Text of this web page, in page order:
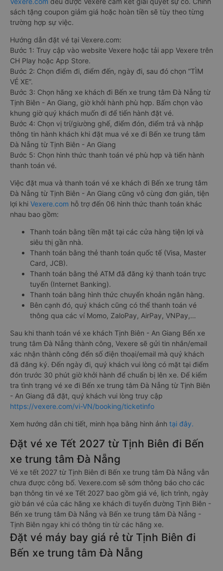
sách tặng coupon giảm giá hoặc hoàn tiền sẽ tùy theo từng
trường hợp sự việc.
Hướng dẫn đặt vé tại Vexere.com:
Bước 1: Truy cập vào website Vexere hoặc tải app Vexere trên
CH Play hoặc App Store.
Bước 2: Chọn điểm đi, điểm đến, ngày đi, sau đó chọn “TÌM
VÉ XE”.
Bước 3: Chọn hãng xe khách đi Bến xe trung tâm Đà Nẵng từ
Tịnh Biên - An Giang, giờ khởi hành phù hợp. Bấm chọn vào
khung giờ quý khách muốn đi để tiến hành đặt vé.
Bước 4: Chọn vị trí/giường ghế, điểm đón, điểm trả và nhập
thông tin hành khách khi đặt mua vé xe đi Bến xe trung tâm
Đà Nẵng từ Tịnh Biên - An Giang
Bước 5: Chọn hình thức thanh toán vé phù hợp và tiến hành
thanh toán vé.
Việc đặt mua và thanh toán vé xe khách đi Bến xe trung tâm
Đà Nẵng từ Tịnh Biên - An Giang cũng vô cùng đơn giản, tiện
lợi khi Vexere.com hỗ trợ đến 06 hình thức thanh toán khác
nhau bao gồm:
Thanh toán bằng tiền mặt tại các cửa hàng tiện lợi và
siêu thị gần nhà.
Thanh toán bằng thẻ thanh toán quốc tế (Visa, Master
Card, JCB).
Thanh toán bằng thẻ ATM đã đăng ký thanh toán trực
tuyến (Internet Banking).
Thanh toán bằng hình thức chuyển khoản ngân hàng.
Bên cạnh đó, quý khách cũng có thể thanh toán vé
thông qua các ví Momo, ZaloPay, AirPay, VNPay,…
Sau khi thanh toán vé xe khách Tịnh Biên - An Giang Bến xe
trung tâm Đà Nẵng thành công, Vexere sẽ gửi tin nhắn/email
xác nhận thành công đến số điện thoại/email mà quý khách
đã đăng ký. Đến ngày đi, quý khách vui lòng có mặt tại điểm
đón trước 30 phút giờ khởi hành để chuẩn bị lên xe. Để kiểm
tra tình trạng vé xe đi Bến xe trung tâm Đà Nẵng từ Tịnh Biên
- An Giang đã đặt, quý khách vui lòng truy cập
https://vexere.com/vi-VN/booking/ticketinfo
Xem hướng dẫn chi tiết, minh họa bằng hình ảnh tại đây.
Đặt vé xe Tết 2027 từ Tịnh Biên đi Bến
xe trung tâm Đà Nẵng
Vé xe tết 2027 từ Tịnh Biên đi Bến xe trung tâm Đà Nẵng vẫn
chưa được công bố. Vexere.com sẽ sớm thông báo cho các
bạn thông tin vé xe Tết 2027 bao gồm giá vé, lịch trình, ngày
giờ bán vé của các hãng xe khách đi tuyến đường Tịnh Biên -
Bến xe trung tâm Đà Nẵng và Bến xe trung tâm Đà Nẵng -
Tịnh Biên ngay khi có thông tin từ các hãng xe.
Đặt vé máy bay giá rẻ từ Tịnh Biên đi
Bến xe trung tâm Đà Nẵng